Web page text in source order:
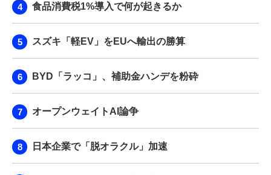
食品消費税1%導入で何が起きるか
スズキ「軽EV」をEUへ輸出の勝算
BYD「ラッコ」、補助金ハンデを粉砕
オープンウェイトAI論争
日本企業で「脱オラクル」加速